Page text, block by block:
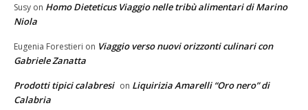
Susy on Homo Dieteticus Viaggio nelle tribù alimentari di Marino
Niola
Eugenia Forestieri on Viaggio verso nuovi orizzonti culinari con
Gabriele Zanatta
Prodotti tipici calabresi on Liquirizia Amarelli “Oro nero” di
Calabria